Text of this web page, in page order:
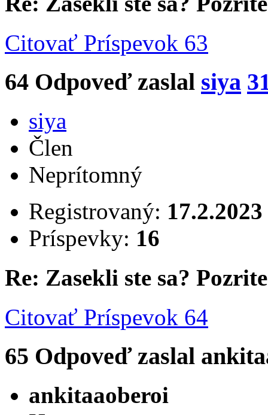
Citovať Príspevok 63
64 Odpoveď zaslal siya
siya
Člen
Neprítomný
Registrovaný: 17.2.2023
Príspevky: 16
Re: Zasekli ste sa?
Citovať Príspevok 64
65 Odpoveď zaslal
ankitaaoberoi